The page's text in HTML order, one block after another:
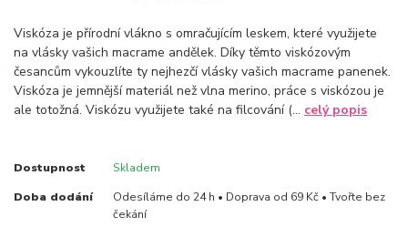
Viskóza je přírodní vlákno s omračujícím leskem, které využijete
na vlásky vašich macrame andělek. Díky těmto viskózovým
česancům vykouzlíte ty nejhezčí vlásky vašich macrame panenek.
Viskóza je jemnější materiál než vlna merino, práce s viskózou je
ale totožná. Viskózu využijete také na filcování (... celý popis
Dostupnost Skladem
Doba dodání
Odesíláme do 24 h • Doprava od 69 Kč • Tvořte bez
čekání